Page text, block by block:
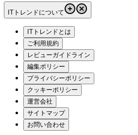
ITトレンドについて
ITトレンドとは
ご利用規約
レビューガイドライン
編集ポリシー
プライバシーポリシー
クッキーポリシー
運営会社
サイトマップ
お問い合わせ